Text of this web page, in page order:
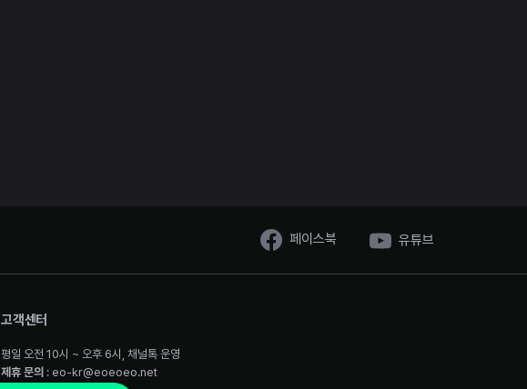
페이스북 유튜브
고객센터
평일 오전 10시 ~ 오후 6시, 채널톡 운영
제휴 문의 : eo-kr@eoeoeo.net